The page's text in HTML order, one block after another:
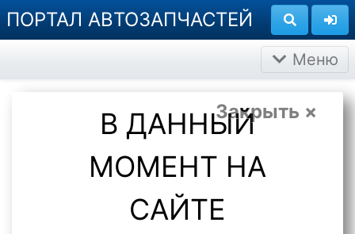
ПОРТАЛ АВТОЗАПЧАСТЕЙ
Меню
Закрыть ×
В ДАННЫЙ
МОМЕНТ НА
САЙТЕ